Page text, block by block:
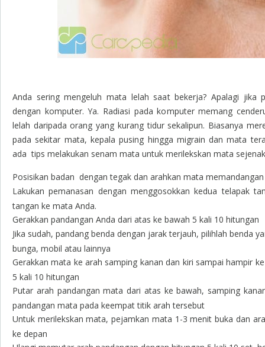
Anda sering mengeluh mata lelah saat bekerja? Apalagi jika
dengan komputer. Ya. Radiasi pada komputer memang
lelah daripada orang yang kurang tidur sekalipun. Biasanya
pada sekitar mata, kepala pusing hingga migrain dan mata
ada tips melakukan senam mata untuk merilekskan mata
Posisikan badan dengan tegak dan arahkan mata
Lakukan pemanasan dengan menggosokkan kedua telapak
tangan ke mata Anda.
Gerakkan pandangan Anda dari atas ke bawah 5 kali 10 hitungan
Jika sudah, pandang benda dengan jarak terjauh, pilihlah benda
bunga, mobil atau lainnya
Gerakkan mata ke arah samping kanan dan kiri sampai hampir
5 kali 10 hitungan
Putar arah pandangan mata dari atas ke bawah, samping
pandangan mata pada keempat titik arah tersebut
Untuk merilekskan mata, pejamkan mata 1-3 menit buka dan
ke depan